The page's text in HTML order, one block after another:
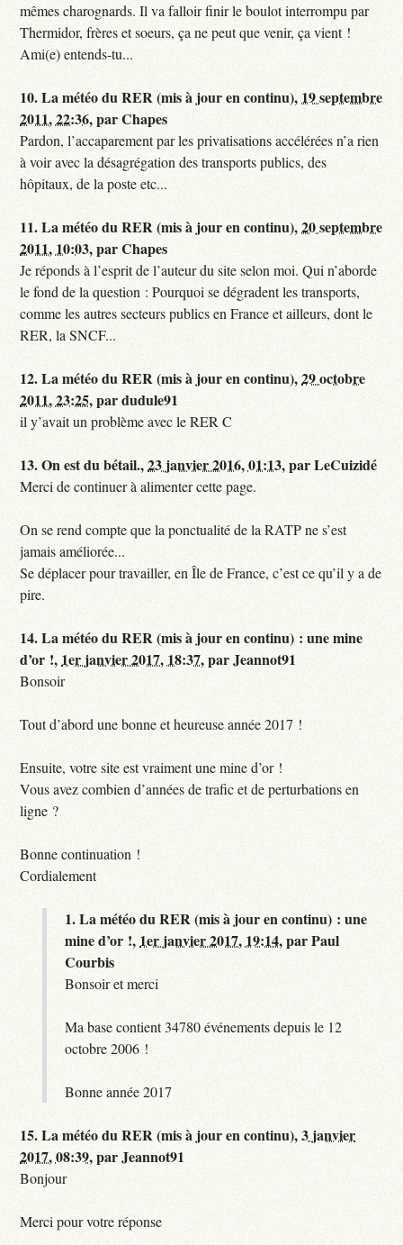
mêmes charognards. Il va falloir finir le boulot interrompu par
Thermidor, frères et soeurs, ça ne peut que venir, ça vient !
Ami(e) entends-tu...
10.La météo du RER (mis à jour en continu), 19 septembre
2011, 22:36,parChapes
Pardon, l’accaparement par les privatisations accélérées n’a rien
à voir avec la désagrégation des transports publics, des
hôpitaux, de la poste etc...
11.La météo du RER (mis à jour en continu),20 septembre
2011, 10:03,parChapes
Je réponds à l’esprit de l’auteur du site selon moi. Qui n’aborde
le fond de la question : Pourquoi se dégradent les transports,
comme les autres secteurs publics en France et ailleurs, dont le
RER, la SNCF...
12.La météo du RER (mis à jour en continu),29 octobre
2011, 23:25,pardudule91
il y’avait un problème avec le RER C
13.On est du bétail.,23 janvier 2016, 01:13,parLeCuizidé
Merci de continuer à alimenter cette page.
On se rend compte que la ponctualité de la RATP ne s’est
jamais améliorée...
Se déplacer pour travailler, en Île de France, c’est ce qu’il y a de
pire.
14.La météo du RER (mis à jour en continu) : une mine
d’or !, 1er janvier 2017, 18:37,parJeannot91
Bonsoir
Tout d’abord une bonne et heureuse année 2017 !
Ensuite, votre site est vraiment une mine d’or !
Vous avez combien d’années de trafic et de perturbations en
ligne ?
Bonne continuation !
Cordialement
1.La météo du RER (mis à jour en continu) : une
mine d’or !, 1er janvier 2017, 19:14,parPaul
Courbis
Bonsoir et merci
Ma base contient 34780 événements depuis le 12
octobre 2006 !
Bonne année 2017
15.La météo du RER (mis à jour en continu),3 janvier
2017, 08:39,parJeannot91
Bonjour
Merci pour votre réponse